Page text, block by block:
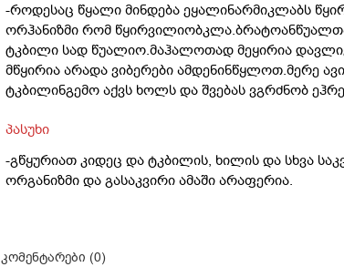
-როდესაც წყალი მინდება ეყალინარმიკლაბს
ორჰანიზმი რომ
ტკბილი სად წუალიო.მაჰალოთად მეყირია
მწყირია არადა ვიბერები ამდენინწყლოთ.მერე
ტკბილინგემო აქვს ხოლს და შვებას ვგრძნობ
პასუხი
-გწყურიათ კიდეც და ტკბილის, ხილის და სხვა
ორგანიზმი და გასაკვირი ამაში არაფერია.
კომენტარები (0)